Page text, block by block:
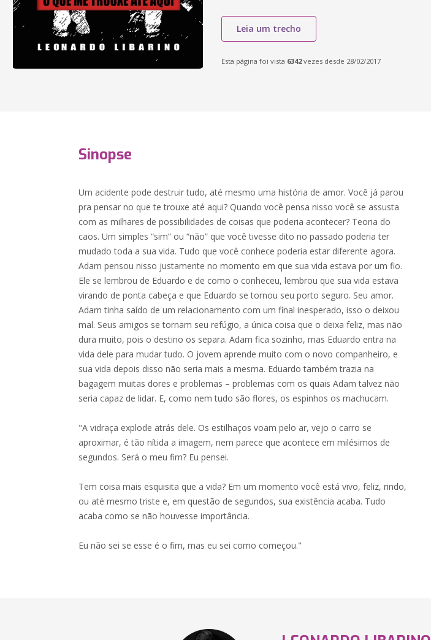
Leia um trecho
Esta página foi vista 6342vezes desde 28/02/2017
Sinopse
Um acidente pode destruir tudo, até mesmo uma história de amor. Você já parou
pra pensar no que te trouxe até aqui? Quando você pensa nisso você se assusta
com as milhares de possibilidades de coisas que poderia acontecer? Teoria do
caos. Um simples “sim” ou “não” que você tivesse dito no passado poderia ter
mudado toda a sua vida. Tudo que você conhece poderia estar diferente agora.
Adam pensou nisso justamente no momento em que sua vida estava por um fio.
Ele se lembrou de Eduardo e de como o conheceu, lembrou que sua vida estava
virando de ponta cabeça e que Eduardo se tornou seu porto seguro. Seu amor.
Adam tinha saído de um relacionamento com um final inesperado, isso o deixou
mal. Seus amigos se tornam seu refúgio, a única coisa que o deixa feliz, mas não
dura muito, pois o destino os separa. Adam fica sozinho, mas Eduardo entra na
vida dele para mudar tudo. O jovem aprende muito com o novo companheiro, e
sua vida depois disso não seria mais a mesma. Eduardo também trazia na
bagagem muitas dores e problemas – problemas com os quais Adam talvez não
seria capaz de lidar. E, como nem tudo são flores, os espinhos os machucam.
"A vidraça explode atrás dele. Os estilhaços voam pelo ar, vejo o carro se
aproximar, é tão nítida a imagem, nem parece que acontece em milésimos de
segundos. Será o meu fim? Eu pensei.
Tem coisa mais esquisita que a vida? Em um momento você está vivo, feliz, rindo,
ou até mesmo triste e, em questão de segundos, sua existência acaba. Tudo
acaba como se não houvesse importância.
Eu não sei se esse é o fim, mas eu sei como começou."